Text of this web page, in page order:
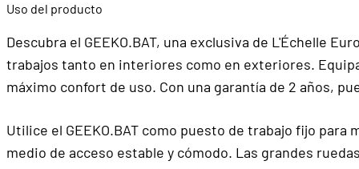
Uso del producto
Descubra el GEEKO.BAT, una exclusiva de L'Échelle
trabajos tanto en interiores como en exteriores.
máximo confort de uso. Con una garantía de 2 años,
Utilice el GEEKO.BAT como puesto de trabajo fijo
medio de acceso estable y cómodo. Las grandes